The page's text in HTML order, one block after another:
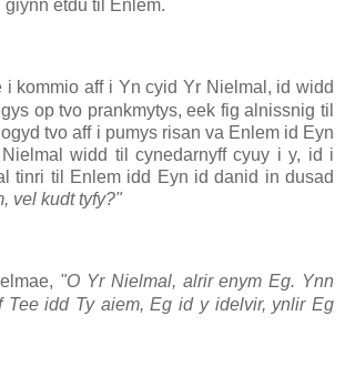
etdu til Enlem.
i kommio aff i Yn cyid Yr Nielmal, id widd
op tvo prankmytys, eek fig alnissnig til
tvo aff i pumys risan va Enlem id Eyn
widd til cynedarnyff cyuy i y, id i
tinri til Enlem idd Eyn id danid in dusad
vel kudt tyfy?"
"O Yr Nielmal, alrir enym Eg. Ynn
Tee idd Ty aiem, Eg id y idelvir, ynlir Eg